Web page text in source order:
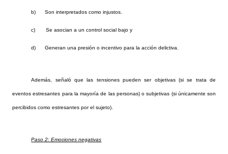
b) Son interpretados como injustos.
c) Se asocian a un control social bajo y
d) Generan una presión o incentivo para la acción delictiva.
Además, señaló que las tensiones pueden ser objetivas (si se trata de
eventos estresantes para la mayoría de las personas) o subjetivas (si únicamente son
percibidos como estresantes por el sujeto).
Paso 2: Emociones negativas